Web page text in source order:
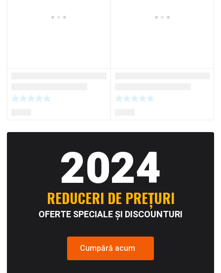
2024
REDUCERI DE PREȚURI
OFERTE SPECIALE ȘI DISCOUNTURI
Cumpără acum